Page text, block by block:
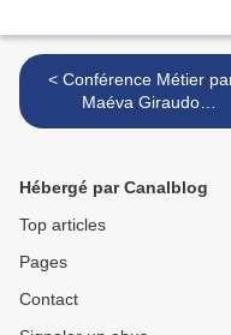
< Conférence Métier par
Maéva Giraudo
Ecotoxicologue à l'OBB
Hébergé par Canalblog
Top articles
Pages
Contact